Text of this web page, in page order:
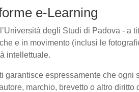
e-Learning
degli Studi di Padova -
e in movimento (inclusi le
intellettuale.
espressamente che
marchio, brevetto o altro